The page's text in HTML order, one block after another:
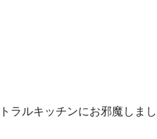
ラルキッチンにお邪魔しまし